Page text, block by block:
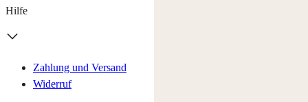
Hilfe
Zahlung und Versand
Widerruf